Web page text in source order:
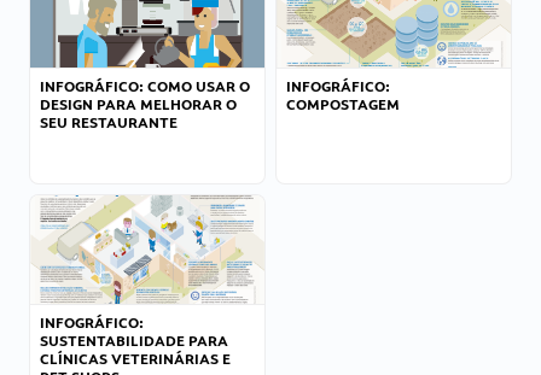
INFOGRÁFICO: COMO USAR O
DESIGN PARA MELHORAR O
SEU RESTAURANTE
INFOGRÁFICO:
COMPOSTAGEM
INFOGRÁFICO:
SUSTENTABILIDADE PARA
CLÍNICAS VETERINÁRIAS E